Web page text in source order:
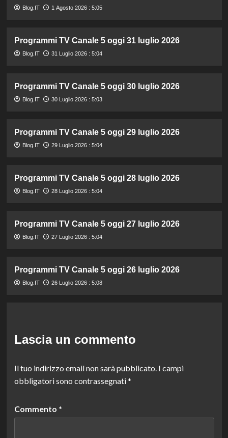
Blog.IT 1 Agosto 2026 : 5:05
Programmi TV Canale 5 oggi 31 luglio 2026
Blog.IT 31 Luglio 2026 : 5:04
Programmi TV Canale 5 oggi 30 luglio 2026
Blog.IT 30 Luglio 2026 : 5:03
Programmi TV Canale 5 oggi 29 luglio 2026
Blog.IT 29 Luglio 2026 : 5:04
Programmi TV Canale 5 oggi 28 luglio 2026
Blog.IT 28 Luglio 2026 : 5:04
Programmi TV Canale 5 oggi 27 luglio 2026
Blog.IT 27 Luglio 2026 : 5:04
Programmi TV Canale 5 oggi 26 luglio 2026
Blog.IT 26 Luglio 2026 : 5:08
Lascia un commento
Il tuo indirizzo email non sarà pubblicato. I campi
obbligatori sono contrassegnati*
Commento *